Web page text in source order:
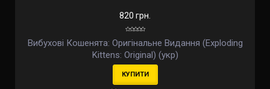
820 грн.
Вибухові Кошенята: Оригінальне Видання (Exploding
Kittens: Original) (укр)
КУПИТИ